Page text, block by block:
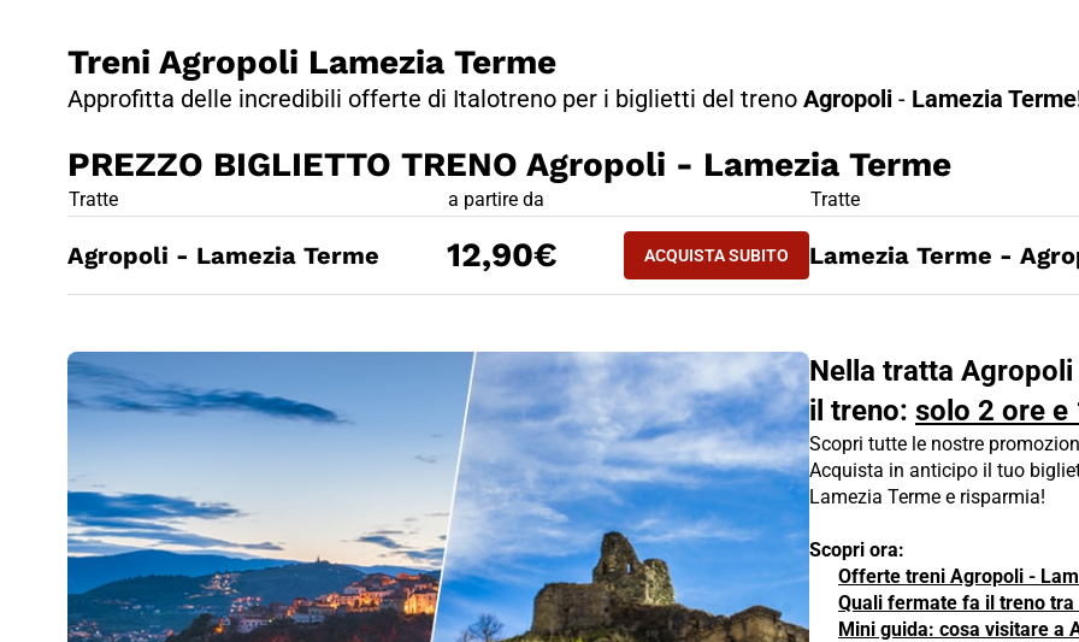
Treni Agropoli Lamezia Terme
Approfitta delle incredibili offerte di Italotreno per i biglietti del treno Agropoli - Lamezia
PREZZO BIGLIETTO TRENO Agropoli - Lamezia Terme
PREZZO BIGLIETTO TRENO Agropoli - Lamezia Terme
Tratte a partire da
ACQUISTA SUBITO
Agropoli - Lamezia Terme 12,90€ ACQUISTA SUBITOAGROPOLI - LAMEZIA TERME
Tratte
Lamezia Terme -
Nella tratta
il treno: solo 2 ore e
Scopri tutte le nostre
Acquista in anticipo il tuo
Lamezia Terme e risparmia!
Scopri ora:
Offerte treni Agropoli -
Quali fermate fa il treno
Mini guida: cosa visitare a